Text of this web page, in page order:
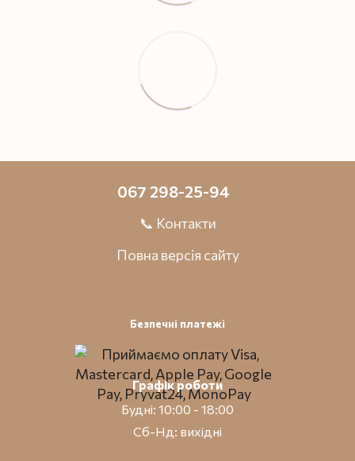
067 298-25-94
📞 Контакти
Повна версія сайту
Безпечні платежі
Графік роботи
Будні: 10:00 - 18:00
Сб-Нд: вихідні